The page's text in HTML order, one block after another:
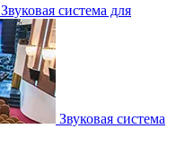
Звуковая система для
Звуковая система